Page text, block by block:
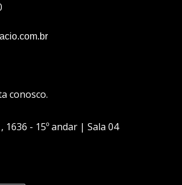
conosco.
1636 - 15º andar | Sala 04